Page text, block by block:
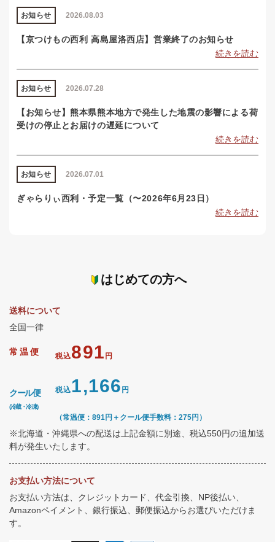
2026.08.03
お知らせ
【京つけもの西利 高島屋洛西店】営業終了のお知らせ
続きを読む
2026.07.28
お知らせ
【お知らせ】熊本県熊本地方で発生した地震の影響による荷
受けの停止とお届けの遅延について
続きを読む
2026.07.01
お知らせ
ぎゃらりぃ西利・予定一覧（〜2026年6月23日）
続きを読む
はじめての方へ
送料について
全国一律
常温便 税込891 円
クール便
(冷蔵・冷凍)
税込1,166 円
（常温便：891円＋クール便手数料：275円）
※北海道・沖縄県への配送は上記金額に別途、税込550円の追加送
料が発生いたします。
お支払い方法について
お支払い方法は、クレジットカード、代金引換、NP後払い、
Amazonペイメント、銀行振込、郵便振込からお選びいただけま
す。